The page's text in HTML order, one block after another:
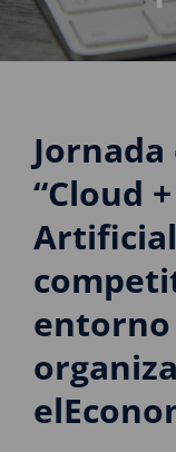
“Cloud
entorno